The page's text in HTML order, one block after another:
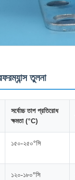
তুলনা
সর্বোচ্চ তাপ প্রতিরোধ
ক্ষমতা (°C)
১৫০-২৫০°সি
১২০-১৮০°সি